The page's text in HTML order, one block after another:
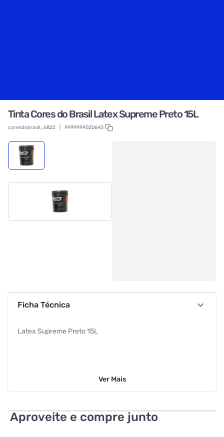
Tinta Cores do Brasil Latex Supreme Preto 15L
coresdobrasil_6822 9999999020643
Ficha Técnica
Latex Supreme Preto 15L
Ver Mais
Aproveite e compre junto